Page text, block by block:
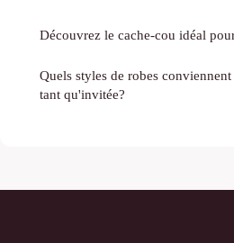
Découvrez le cache-cou idéal
Quels styles de robes
tant qu'invitée?